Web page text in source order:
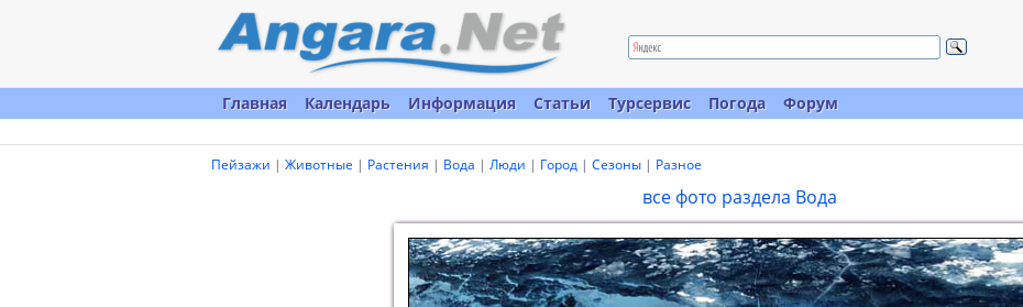
Главная Календарь Информация Статьи Турсервис Погода Форум
Пейзажи | Животные | Растения | Вода | Люди | Город | Сезоны | Разное
все фото раздела Вода